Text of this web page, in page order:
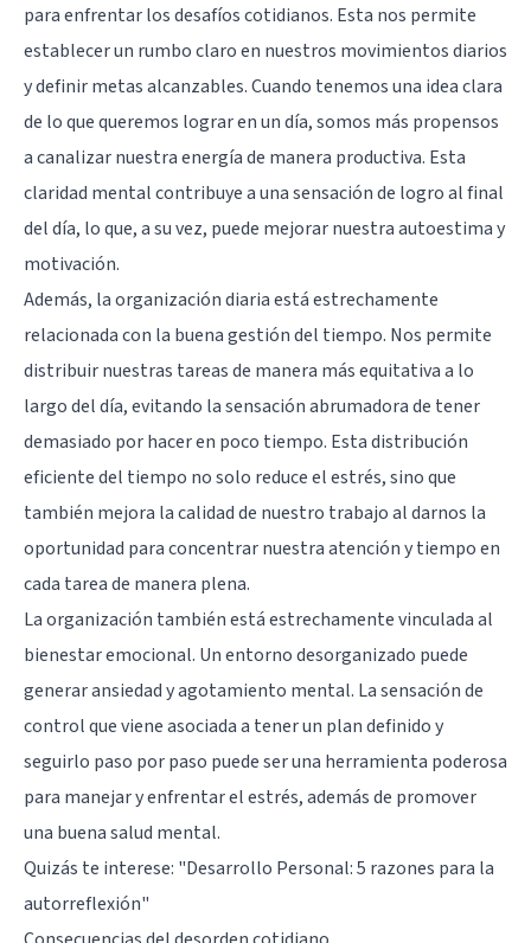
para enfrentar los desafíos cotidianos. Esta nos permite
establecer un rumbo claro en nuestros movimientos diarios
y definir metas alcanzables. Cuando tenemos una idea clara
de lo que queremos lograr en un día, somos más propensos
a canalizar nuestra energía de manera productiva. Esta
claridad mental contribuye a una sensación de logro al final
del día, lo que, a su vez, puede mejorar nuestra autoestima y
motivación.
Además, la organización diaria está estrechamente
relacionada con la buena gestión del tiempo. Nos permite
distribuir nuestras tareas de manera más equitativa a lo
largo del día, evitando la sensación abrumadora de tener
demasiado por hacer en poco tiempo. Esta distribución
eficiente del tiempo no solo reduce el estrés, sino que
también mejora la calidad de nuestro trabajo al darnos la
oportunidad para concentrar nuestra atención y tiempo en
cada tarea de manera plena.
La organización también está estrechamente vinculada al
bienestar emocional. Un entorno desorganizado puede
generar ansiedad y agotamiento mental. La sensación de
control que viene asociada a tener un plan definido y
seguirlo paso por paso puede ser una herramienta poderosa
para manejar y enfrentar el estrés, además de promover
una buena salud mental.
Quizás te interese: "Desarrollo Personal: 5 razones para la
autorreflexión"